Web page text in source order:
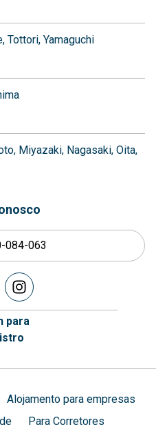
Tottori Yamaguchi
Miyazaki Nagasaki Oita
084-063
para
Alojamento para empresas
Para Corretores